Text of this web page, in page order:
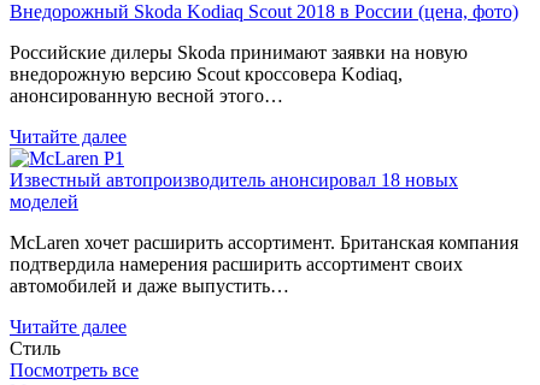
Внедорожный Skoda Kodiaq Scout 2018 в России (цена, фото)
Российские дилеры Skoda принимают заявки на новую
внедорожную версию Scout кроссовера Kodiaq,
анонсированную весной этого…
Читайте далее
Известный автопроизводитель анонсировал 18 новых
моделей
McLaren хочет расширить ассортимент. Британская компания
подтвердила намерения расширить ассортимент своих
автомобилей и даже выпустить…
Читайте далее
Стиль
Посмотреть все